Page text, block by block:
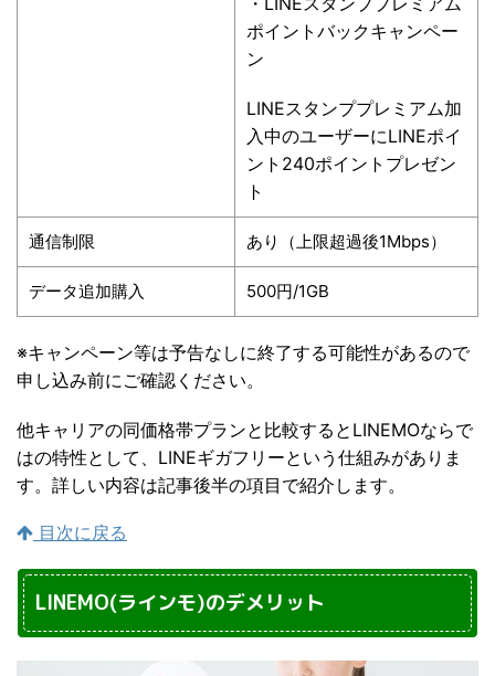
ポイントバックキャンペー
ン
LINEスタンププレミアム加
入中のユーザーにLINEポイ
ント240ポイントプレゼン
ト
通信制限 あり（上限超過後1Mbps）
データ追加購入 500円/1GB
※キャンペーン等は予告なしに終了する可能性があるので
申し込み前にご確認ください。
他キャリアの同価格帯プランと比較するとLINEMOならで
はの特性として、LINEギガフリーという仕組みがありま
す。詳しい内容は記事後半の項目で紹介します。
目次に戻る
LINEMO(ラインモ)のデメリット